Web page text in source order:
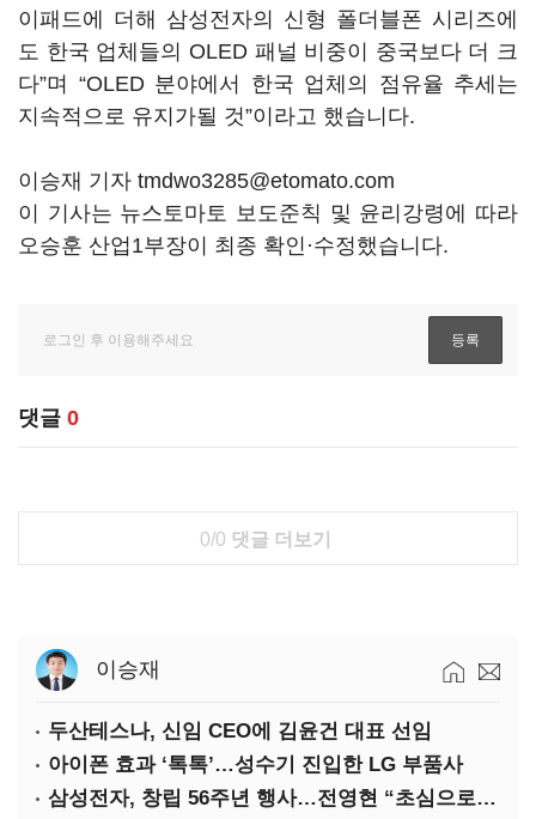
이패드에 더해 삼성전자의 신형 폴더블폰 시리즈에
도 한국 업체들의 OLED 패널 비중이 중국보다 더 크
다”며 “OLED 분야에서 한국 업체의 점유율 추세는
지속적으로 유지가될 것”이라고 했습니다.
이승재 기자 tmdwo3285@etomato.com
이 기사는 뉴스토마토 보도준칙 및 윤리강령에 따라
오승훈 산업1부장이 최종 확인·수정했습니다.
댓글 0
0/0 댓글 더보기
이승재
두산테스나, 신임 CEO에 김윤건 대표 선임
아이폰 효과 ‘톡톡’…성수기 진입한 LG 부품사
삼성전자, 창립 56주년 행사…전영현 “초심으로 경쟁력 회복해야”